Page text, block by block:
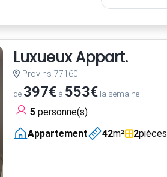
Luxueux Appart.
Provins 77160
de 397€à 553€la semaine
5personne(s)
Appartement
42m² 2pièces